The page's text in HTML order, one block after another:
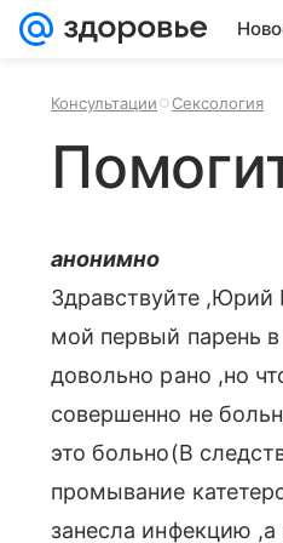
Консультации Сексология
анонимно
Здравствуйте ,Юрий
мой первый парень
довольно рано ,но
совершенно не
это больно(В
промывание
занесла инфекцию